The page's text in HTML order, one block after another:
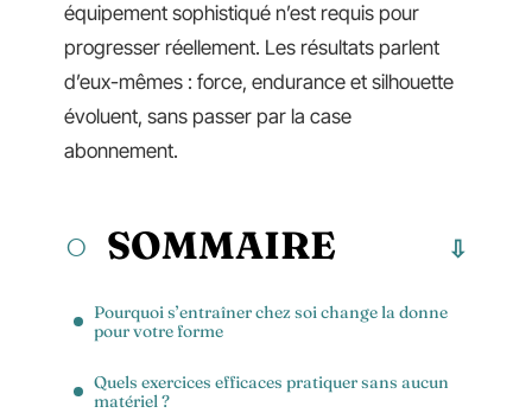
équipement sophistiqué n’est requis pour
progresser réellement. Les résultats parlent
d’eux-mêmes : force, endurance et silhouette
évoluent, sans passer par la case
abonnement.
SOMMAIRE
Pourquoi s’entraîner chez soi change la donne
pour votre forme
Quels exercices efficaces pratiquer sans aucun
matériel ?